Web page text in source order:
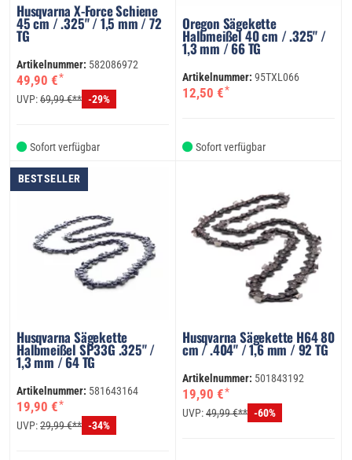
Husqvarna X-Force Schiene
45 cm / .325" / 1,5 mm / 72
TG
Artikelnummer: 582086972
49,90 €*
UVP:69,99 €** -29%
Sofort verfügbar
Oregon Sägekette
Halbmeißel 40 cm / .325" /
1,3 mm / 66 TG
Artikelnummer: 95TXL066
12,50 €*
Sofort verfügbar
BESTSELLER
Husqvarna Sägekette
Halbmeißel SP33G .325" /
1,3 mm / 64 TG
Artikelnummer: 581643164
19,90 €*
UVP:29,99 €** -34%
Husqvarna Sägekette H64 80
cm / .404" / 1,6 mm / 92 TG
Artikelnummer: 501843192
19,90 €*
UVP:49,99 €** -60%